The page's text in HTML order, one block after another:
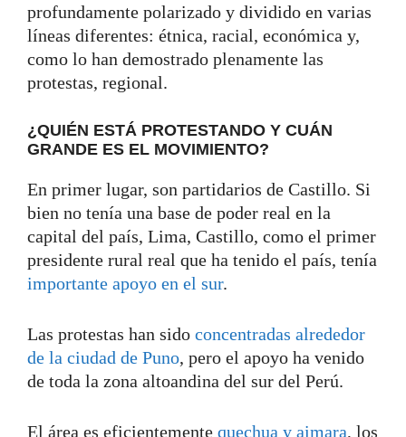
profundamente polarizado y dividido en varias
líneas diferentes: étnica, racial, económica y,
como lo han demostrado plenamente las
protestas, regional.
¿QUIÉN ESTÁ PROTESTANDO Y CUÁN
GRANDE ES EL MOVIMIENTO?
En primer lugar, son partidarios de Castillo. Si
bien no tenía una base de poder real en la
capital del país, Lima, Castillo, como el primer
presidente rural real que ha tenido el país, tenía
importante apoyo en el sur.
Las protestas han sido concentradas alrededor
de la ciudad de Puno, pero el apoyo ha venido
de toda la zona altoandina del sur del Perú.
El área es eficientemente quechua y aimara, los